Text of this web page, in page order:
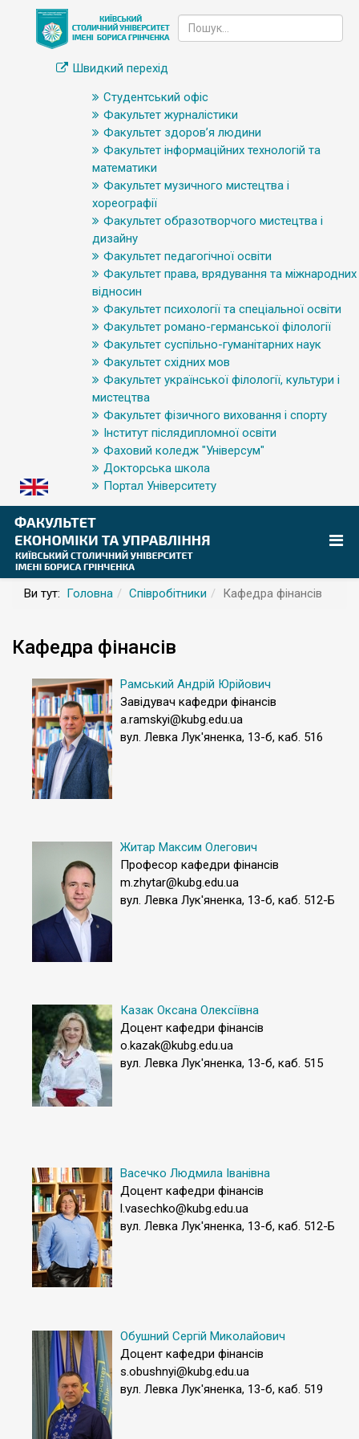
Швидкий перехід
Студентський офіс
Факультет журналістики
Факультет здоров’я людини
Факультет інформаційних технологій та
математики
Факультет музичного мистецтва і
хореографії
Факультет образотворчого мистецтва і
дизайну
Факультет педагогічної освіти
Факультет права, врядування та міжнародних
відносин
Факультет психології та спеціальної освіти
Факультет романо-германської філології
Факультет суспільно-гуманітарних наук
Факультет східних мов
Факультет української філології, культури і
мистецтва
Факультет фізичного виховання і спорту
Інститут післядипломної освіти
Фаховий коледж "Універсум"
Докторська школа
Портал Університету
Ви тут: Головна Співробітники Кафедра фінансів
Кафедра фінансів
Рамський Андрій Юрійович
Завідувач кафедри фінансів
a.ramskyi@kubg.edu.ua
вул. Левка Лук'яненка, 13-б, каб. 516
Житар Максим Олегович
Професор кафедри фінансів
m.zhytar@kubg.edu.ua
вул. Левка Лук'яненка, 13-б, каб. 512-Б
Казак Оксана Олексіївна
Доцент кафедри фінансів
o.kazak@kubg.edu.ua
вул. Левка Лук'яненка, 13-б, каб. 515
Васечко Людмила Іванівна
Доцент кафедри фінансів
l.vasechko@kubg.edu.ua
вул. Левка Лук'яненка, 13-б, каб. 512-Б
Обушний Сергій Миколайович
Доцент кафедри фінансів
s.obushnyi@kubg.edu.ua
вул. Левка Лук'яненка, 13-б, каб. 519